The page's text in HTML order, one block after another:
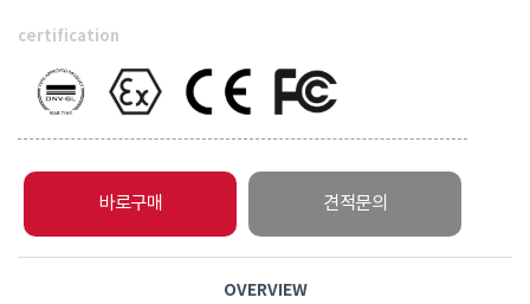
certification
바로구매 견적문의
OVERVIEW